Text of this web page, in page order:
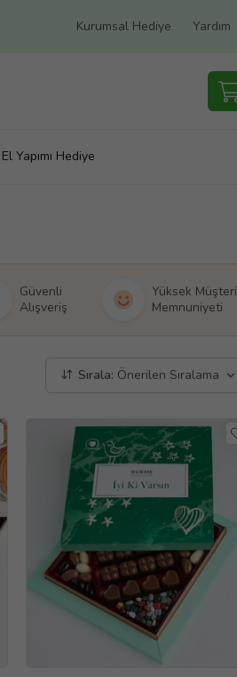
Kurumsal Hediye Yardım
El Yapımı Hediye
Güvenli
Alışveriş
Yüksek Müşteri
Memnuniyeti
Sırala: Önerilen Sıralama